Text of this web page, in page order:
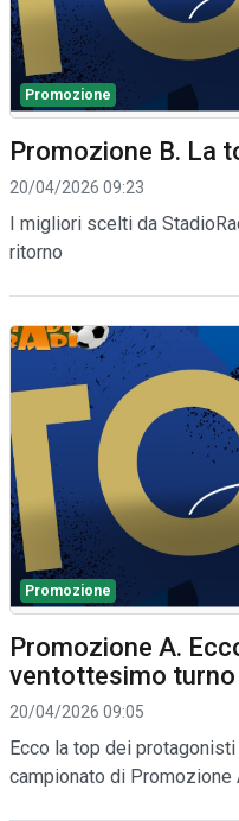
Promozione
Promozione B. La
20/04/2026 09:23
I migliori scelti da
ritorno
Promozione
Promozione A.
ventottesimo
20/04/2026 09:05
Ecco la top dei
campionato di Promozione